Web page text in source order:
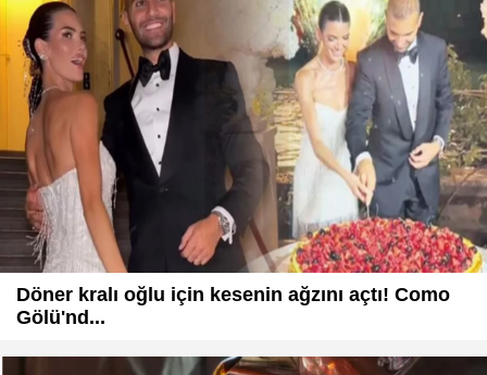
Döner kralı oğlu için kesenin ağzını açtı! Como
Gölü'nd...